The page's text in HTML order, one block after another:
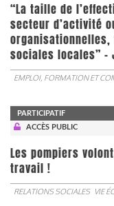
“La taille de
secteur d’activité
sociales locales” -
EMPLOI, FORMATION ET
PARTICIPATIF
ACCÈS PUBLIC
Les pompiers
travail !
RELATIONS SOCIALES VIE